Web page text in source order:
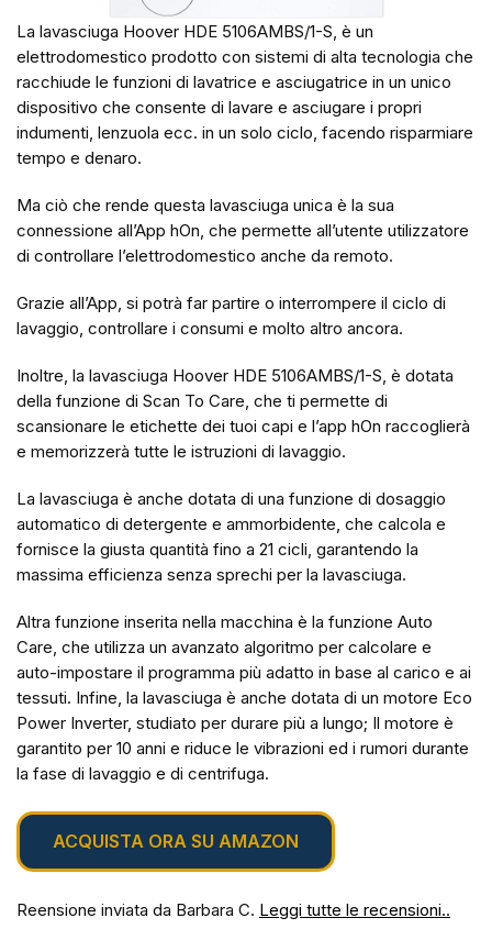
La lavasciuga Hoover HDE 5106AMBS/1-S, è un
elettrodomestico prodotto con sistemi di alta tecnologia che
racchiude le funzioni di lavatrice e asciugatrice in un unico
dispositivo che consente di lavare e asciugare i propri
indumenti, lenzuola ecc. in un solo ciclo, facendo risparmiare
tempo e denaro.
Ma ciò che rende questa lavasciuga unica è la sua
connessione all’App hOn, che permette all’utente utilizzatore
di controllare l’elettrodomestico anche da remoto.
Grazie all’App, si potrà far partire o interrompere il ciclo di
lavaggio, controllare i consumi e molto altro ancora.
Inoltre, la lavasciuga Hoover HDE 5106AMBS/1-S, è dotata
della funzione di Scan To Care, che ti permette di
scansionare le etichette dei tuoi capi e l’app hOn raccoglierà
e memorizzerà tutte le istruzioni di lavaggio.
La lavasciuga è anche dotata di una funzione di dosaggio
automatico di detergente e ammorbidente, che calcola e
fornisce la giusta quantità fino a 21 cicli, garantendo la
massima efficienza senza sprechi per la lavasciuga.
Altra funzione inserita nella macchina è la funzione Auto
Care, che utilizza un avanzato algoritmo per calcolare e
auto-impostare il programma più adatto in base al carico e ai
tessuti. Infine, la lavasciuga è anche dotata di un motore Eco
Power Inverter, studiato per durare più a lungo; Il motore è
garantito per 10 anni e riduce le vibrazioni ed i rumori durante
la fase di lavaggio e di centrifuga.
ACQUISTA ORA SU AMAZON
Reensione inviata da Barbara C. Leggi tutte le recensioni..